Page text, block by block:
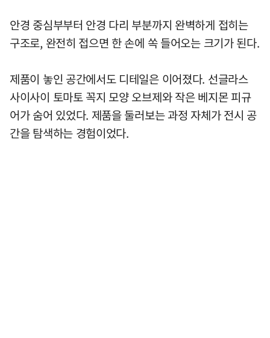
안경 중심부부터 안경 다리 부분까지 완벽하게 접히는
구조로, 완전히 접으면 한 손에 쏙 들어오는 크기가 된다.
제품이 놓인 공간에서도 디테일은 이어졌다. 선글라스
사이사이 토마토 꼭지 모양 오브제와 작은 베지몬 피규
어가 숨어 있었다. 제품을 둘러보는 과정 자체가 전시 공
간을 탐색하는 경험이었다.